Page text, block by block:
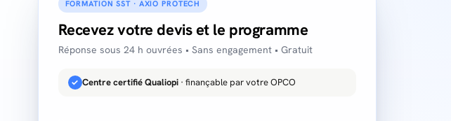
FORMATION SST · AXIO PROTECH
Recevez votre devis et le programme
Réponse sous 24 h ouvrées • Sans engagement • Gratuit
✓ Centre certifié Qualiopi· finançable par votre OPCO